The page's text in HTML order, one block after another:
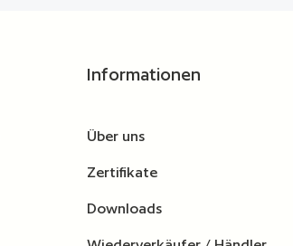
Informationen
Über uns
Zertifikate
Downloads